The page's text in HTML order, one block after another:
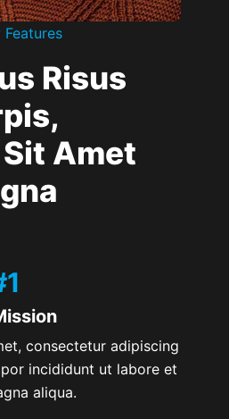
Features
Risus
Amet
consectetur adipiscing
incididunt ut labore et
aliqua.